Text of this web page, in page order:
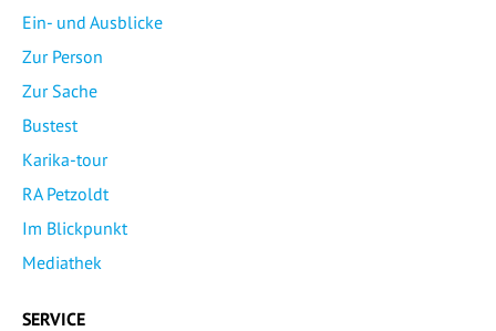
Ein- und Ausblicke
Zur Person
Zur Sache
Bustest
Karika-tour
RA Petzoldt
Im Blickpunkt
Mediathek
SERVICE